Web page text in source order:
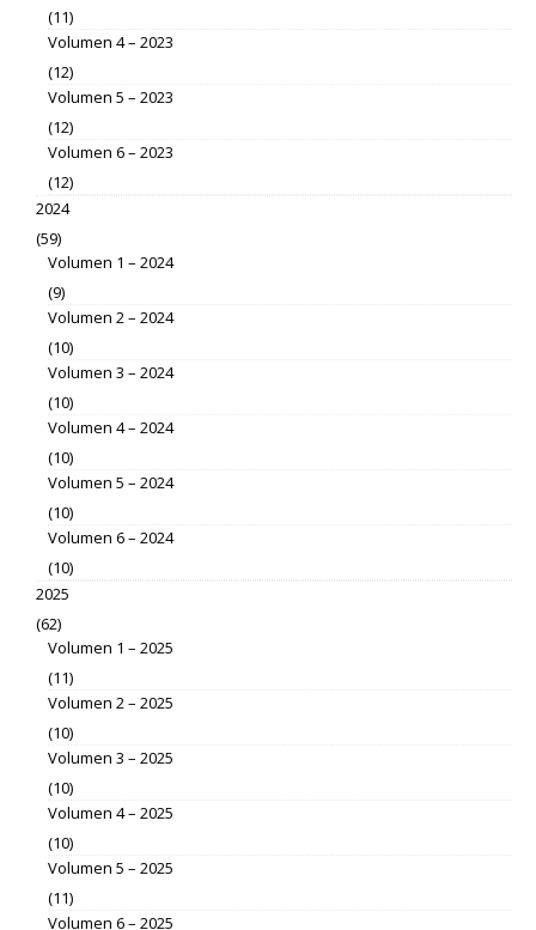
(11)
Volumen 4 – 2023
(12)
Volumen 5 – 2023
(12)
Volumen 6 – 2023
(12)
2024
(59)
Volumen 1 – 2024
(9)
Volumen 2 – 2024
(10)
Volumen 3 – 2024
(10)
Volumen 4 – 2024
(10)
Volumen 5 – 2024
(10)
Volumen 6 – 2024
(10)
2025
(62)
Volumen 1 – 2025
(11)
Volumen 2 – 2025
(10)
Volumen 3 – 2025
(10)
Volumen 4 – 2025
(10)
Volumen 5 – 2025
(11)
Volumen 6 – 2025